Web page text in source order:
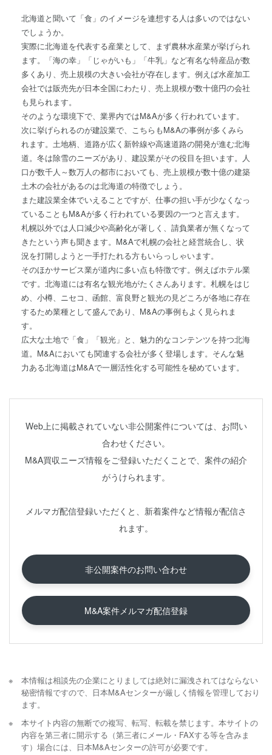
北海道と聞いて「食」のイメージを連想する人は多いのではない
でしょうか。
実際に北海道を代表する産業として、まず農林水産業が挙げられ
ます。「海の幸」「じゃがいも」「牛乳」など有名な特産品が数
多くあり、売上規模の大きい会社が存在します。例えば水産加工
会社では販売先が日本全国にわたり、売上規模が数十億円の会社
も見られます。
そのような環境下で、業界内ではM&Aが多く行われています。
次に挙げられるのが建設業で、こちらもM&Aの事例が多くみら
れます。土地柄、道路が広く新幹線や高速道路の開発が進む北海
道。冬は除雪のニーズがあり、建設業がその役目を担います。人
口が数千人～数万人の都市においても、売上規模が数十億の建築
土木の会社があるのは北海道の特徴でしょう。
また建設業全体でいえることですが、仕事の担い手が少なくなっ
ていることもM&Aが多く行われている要因の一つと言えます。
札幌以外では人口減少や高齢化が著しく、請負業者が無くなって
きたという声も聞きます。M&Aで札幌の会社と経営統合し、状
況を打開しようと一手打たれる方もいらっしゃいます。
そのほかサービス業が道内に多い点も特徴です。例えばホテル業
です。北海道には有名な観光地がたくさんあります。札幌をはじ
め、小樽、ニセコ、函館、富良野と観光の見どころが各地に存在
するため業種として盛んであり、M&Aの事例もよく見られま
す。
広大な土地で「食」「観光」と、魅力的なコンテンツを持つ北海
道。M&Aにおいても関連する会社が多く登場します。そんな魅
力ある北海道はM&Aで一層活性化する可能性を秘めています。
Web上に掲載されていない非公開案件については、お問い
合わせください。
M&A買収ニーズ情報をご登録いただくことで、案件の紹介
がうけられます。
メルマガ配信登録いただくと、新着案件など情報が配信さ
れます。
非公開案件のお問い合わせ
M&A案件メルマガ配信登録
本情報は相談先の企業にとりましては絶対に漏洩されてはならない
秘密情報ですので、日本M&Aセンターが厳しく情報を管理しており
ます。
本サイト内容の無断での複写、転写、転載を禁じます。本サイトの
内容を第三者に開示する（第三者にメール・FAXする等を含みま
す）場合には、日本M&Aセンターの許可が必要です。